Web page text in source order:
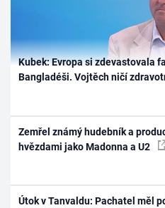
Kubek: Evropa si zdevastovala
Bangladéši. Vojtěch ničí
Zemřel známý hudebník a
hvězdami jako Madonna a U2
Útok v Tanvaldu: Pachatel měl